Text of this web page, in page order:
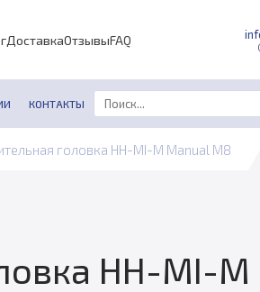
ДоставкаОтзывыFAQ
КОНТАКТЫ
головка HH-MI-M Manual М8
HH-MI-